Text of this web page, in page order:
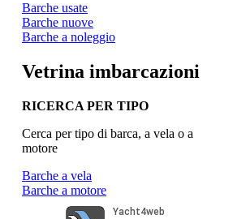
Barche usate
Barche nuove
Barche a noleggio
Vetrina imbarcazioni
RICERCA PER TIPO
Cerca per tipo di barca, a vela o a
motore
Barche a vela
Barche a motore